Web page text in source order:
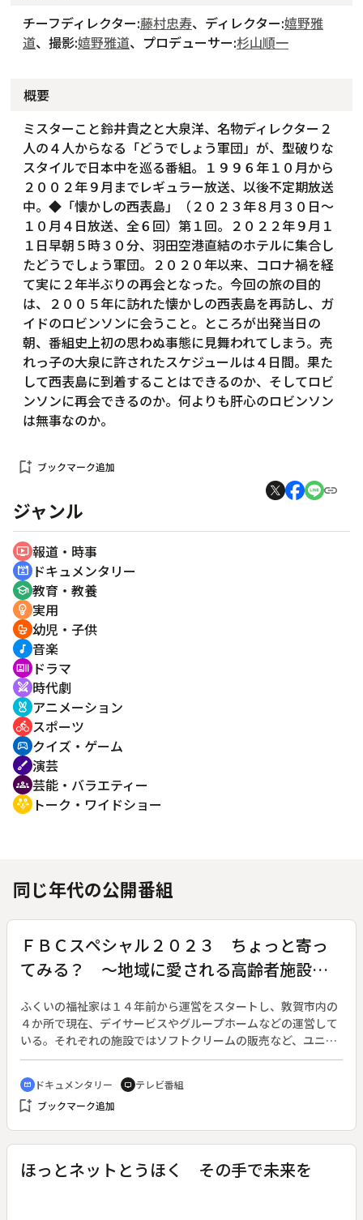
チーフディレクター:藤村忠寿、ディレクター:嬉野雅
道、撮影:嬉野雅道、プロデューサー:杉山順一
概要
ミスターこと鈴井貴之と大泉洋、名物ディレクター２
人の４人からなる「どうでしょう軍団」が、型破りな
スタイルで日本中を巡る番組。１９９６年１０月から
２００２年９月までレギュラー放送、以後不定期放送
中。◆「懐かしの西表島」（２０２３年８月３０日～
１０月４日放送、全６回）第１回。２０２２年９月１
１日早朝５時３０分、羽田空港直結のホテルに集合し
たどうでしょう軍団。２０２０年以来、コロナ禍を経
て実に２年半ぶりの再会となった。今回の旅の目的
は、２００５年に訪れた懐かしの西表島を再訪し、ガ
イドのロビンソンに会うこと。ところが出発当日の
朝、番組史上初の思わぬ事態に見舞われてしまう。売
れっ子の大泉に許されたスケジュールは４日間。果た
して西表島に到着することはできるのか、そしてロビ
ンソンに再会できるのか。何よりも肝心のロビンソン
は無事なのか。
bookmark_add ブックマーク追加
ジャンル
ondemand_video 報道・時事
cinematic_blur ドキュメンタリー
school 教育・教養
emoji_objects 実用
crib 幼児・子供
music_note 音楽
recent_actors ドラマ
swords 時代劇
cruelty_free アニメーション
directions_bike スポーツ
sports_esports クイズ・ゲーム
brush 演芸
groups 芸能・バラエティー
adaptive_audio_mic トーク・ワイドショー
同じ年代の公開番組
ＦＢＣスペシャル２０２３ ちょっと寄っ
てみる？ ～地域に愛される高齢者施設づ
ふくいの福祉家は１４年前から運営をスタートし、敦賀市内の
４か所で現在、デイサービスやグループホームなどの運営して
いる。それぞれの施設ではソフトクリームの販売など、ユニー
クな取り組みを行っている。これらは施設の利用者はもちろ
ん、地域に住む子どもたちや住民が利用できる場にもなり、定
期的にイベントも開催されている。また、職員にとっても居心
地が良い環境づくりに力を入れていて、今年度は４人の高卒職
ている。番組ではこうした地域や若い世代にも愛される施設づ
くりに取り組む西野理事長の思いのほか、職員や利用者の目線
でこれからの福祉や介護の在り方を紹介する。
cinematic_blur ドキュメンタリー tv テレビ番組
bookmark_add ブックマーク追加
ほっとネットとうほく その手で未来を